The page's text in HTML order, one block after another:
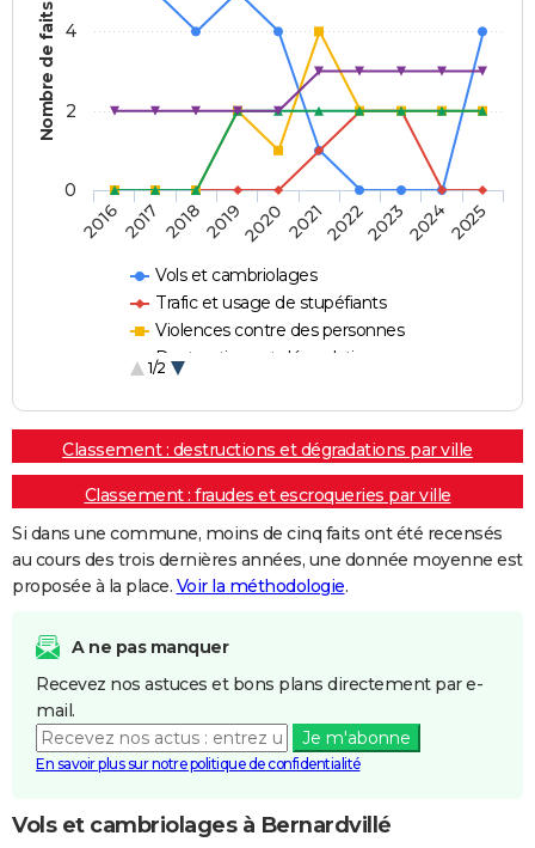
Nombre de faits
Vols et cambriolages
Trafic et usage de stupéfiants
Violences contre des personnes
Destructions et dégradations
1/2
20162017 20182019202020212022202320242025
0
2
4
Classement : destructions et dégradations par ville
Classement : fraudes et escroqueries par ville
Si dans une commune, moins de cinq faits ont été recensés
au cours des trois dernières années, une donnée moyenne est
proposée à la place. Voir la méthodologie.
A ne pas manquer
Recevez nos astuces et bons plans directement par e-
mail.
Je m'abonne
En savoir plus sur notre politique de confidentialité
Vols et cambriolages à Bernardvillé